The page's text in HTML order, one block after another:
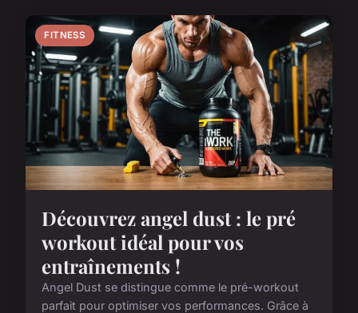
FITNESS
Découvrez angel dust : le pré
workout idéal pour vos
entraînements !
Angel Dust se distingue comme le pré-workout
parfait pour optimiser vos performances. Grâce à